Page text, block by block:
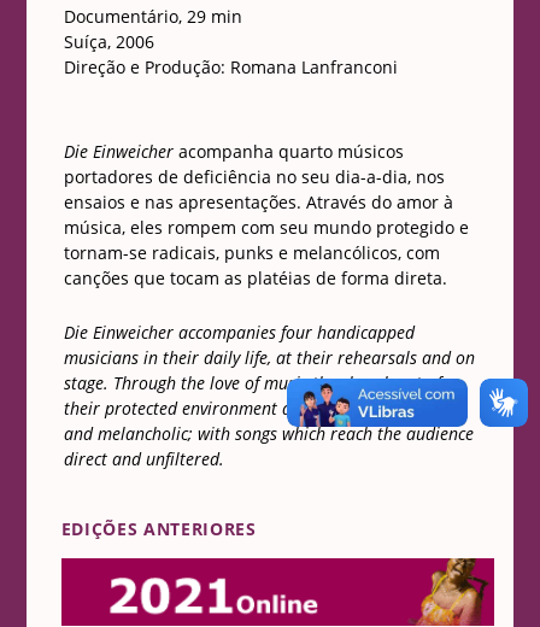
Documentário, 29 min
Suíça, 2006
Direção e Produção: Romana Lanfranconi
Die Einweicheracompanha quarto músicos
portadores de deficiência no seu dia-a-dia, nos
ensaios e nas apresentações. Através do amor à
música, eles rompem com seu mundo protegido e
tornam-se radicais, punks e melancólicos, com
canções que tocam as platéias de forma direta.
Die Einweicher accompanies four handicapped
musicians in their daily life, at their rehearsals and on
stage. Through the love of music they break out of
their protected environment and become wild, punky
and melancholic; with songs which reach the audience
direct and unfiltered.
EDIÇÕES ANTERIORES
Online 2021